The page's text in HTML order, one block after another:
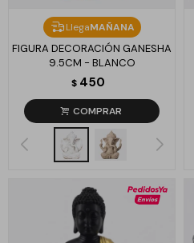
LlegaMAÑANA
FIGURA DECORACIÓN GANESHA
9.5CM - BLANCO
$ 450